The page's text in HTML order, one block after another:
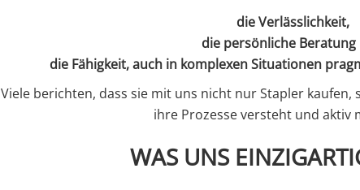
die Verlässlichkeit,
die persönliche Beratung
die Fähigkeit, auch in komplexen Situationen
Viele berichten, dass sie mit uns nicht nur Stapler
ihre Prozesse versteht und aktiv
WAS UNS